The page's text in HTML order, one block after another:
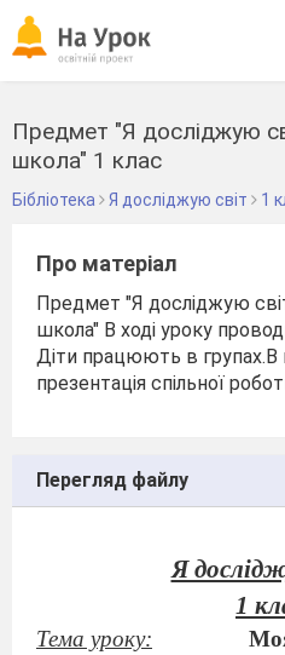
Предмет "Я досліджую
школа" 1 клас
Бібліотека Я досліджую світ 1
Про матеріал
Предмет "Я досліджую
школа" В ході уроку
Діти працюють в групах.В
презентація спільної
Перегляд файлу
Я
1
Тема уроку: